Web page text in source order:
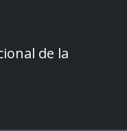
de la